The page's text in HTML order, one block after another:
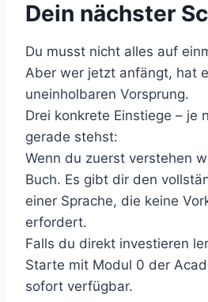
Dein nächster
Du musst nicht alles auf
Aber wer jetzt anfängt, hat
uneinholbaren Vorsprung.
Drei konkrete Einstiege – je
gerade stehst:
Wenn du zuerst verstehen
Buch. Es gibt dir den
einer Sprache, die keine
erfordert.
Falls du direkt investieren
Starte mit Modul 0 der
sofort verfügbar.